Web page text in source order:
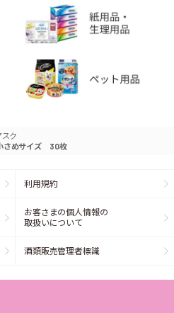
スク
さめサイズ 30枚
利用規約
お客さまの個人情報の
取扱いについて
酒類販売管理者標識